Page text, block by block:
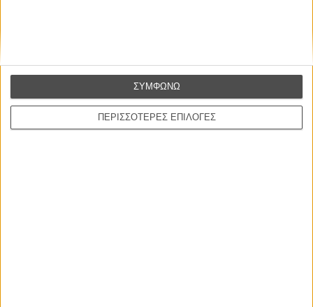
ΠΕΡΙΣΣΟΤΕΡΕΣ ΕΠΙΛΟΓΕΣ
ΣΥΜΦΩΝΩ
ΕΓΓΡΑΦΗ
Θέλω να λαμβάνω τα newsletter σας.